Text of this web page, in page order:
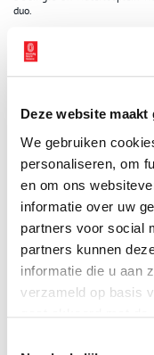
Deze website
We gebruiken
personaliseren, om
en om ons
informatie over uw
partners voor social
partners kunnen
informatie die u aan
verzameld op basis
duo.
C&A
In de eerste helft van
Fanfare is in 1975 hun
toneel, de televisie en
zien in reclamespotjes
de jaren tachtig spelen
Adèle Bloemendaal in
de AVRO. Johnny
verzorgingstehuis te
november 2011,
zijn woning in